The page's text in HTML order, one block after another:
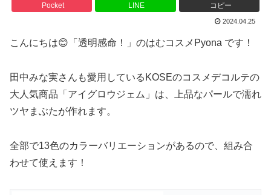
Pocket LINE コピー
2024.04.25
こんにちは😊「透明感命！」のはむコスメPyona です！
田中みな実さんも愛用しているKOSEのコスメデコルテの
大人気商品「アイグロウジェム」は、上品なパールで濡れ
ツヤまぶたが作れます。
全部で13色のカラーバリエーションがあるので、組み合
わせて使えます！